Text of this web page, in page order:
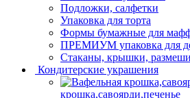
Подложки, салфетки
Упаковка для торта
Формы бумажные для
ПРЕМИУМ упаковка для
Стаканы, крышки,
Кондитерские украшения
крошка,савоярди,печенье